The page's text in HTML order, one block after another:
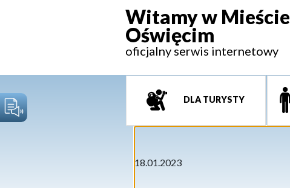
Witamy w Mieście
Oświęcim
oficjalny serwis internetowy
DLA TURYSTY
18.01.2023